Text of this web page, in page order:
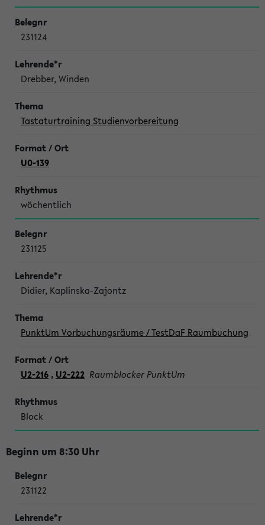
231124
Drebber, Winden
Tastaturtraining Studienvorbereitung
U0-139
wöchentlich
231125
Didier, Kaplinska-Zajontz
PunktUm Vorbuchungsräume / TestDaF Raumbuchung
U2-216 , U2-222 Raumblocker PunktUm
Block
Beginn um 8:30 Uhr
231122